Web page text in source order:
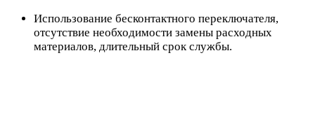
Использование бесконтактного переключателя,
отсутствие необходимости замены расходных
материалов, длительный срок службы.